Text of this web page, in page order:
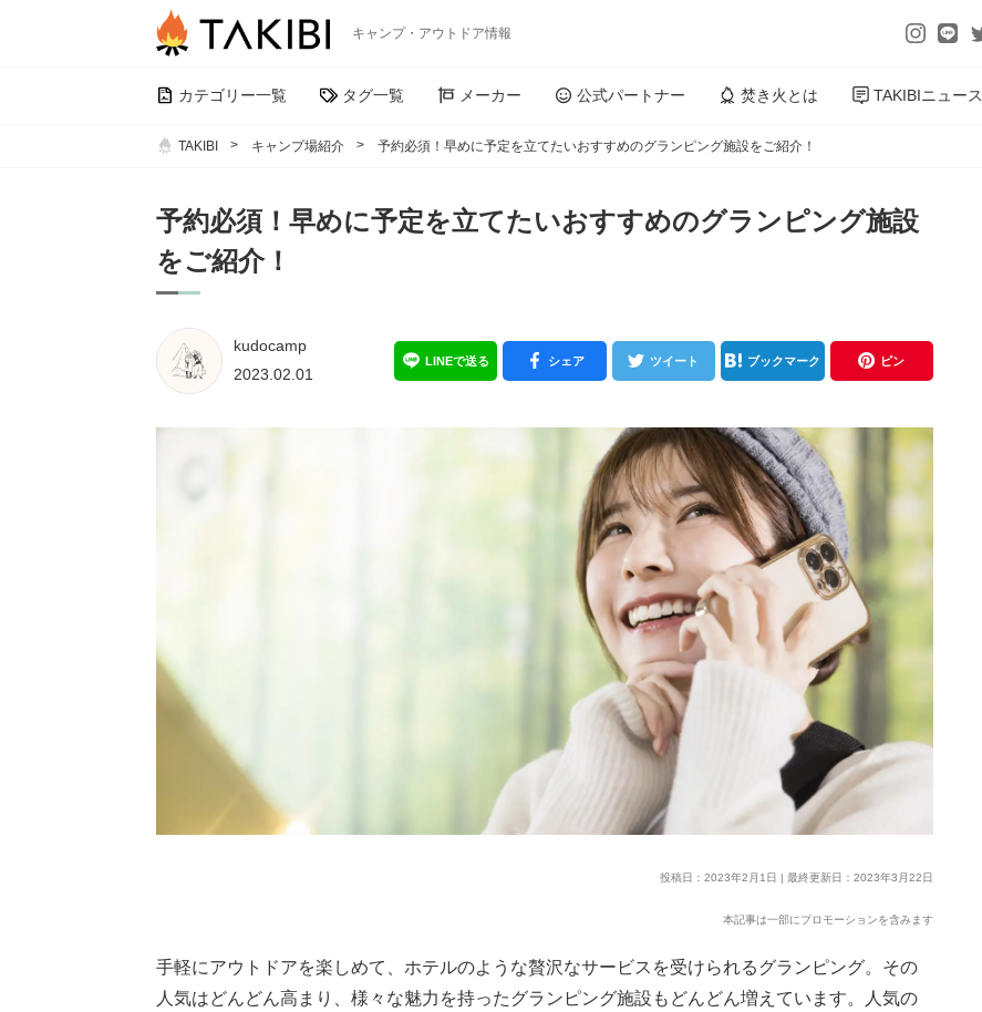
キャンプ・アウトドア情報
カテゴリー一覧 タグ一覧 メーカー 公式パートナー 焚き火とは TAKIBIニュース
TAKIBI キャンプ場紹介 予約必須！早めに予定を立てたいおすすめのグランピング施設をご紹介！
予約必須！早めに予定を立てたいおすすめのグランピング施設
をご紹介！
kudocamp
2023.02.01
LINEで送る シェア ツイート ブックマーク ピン
投稿日：2023年2月1日 | 最終更新日：2023年3月22日
本記事は一部にプロモーションを含みます
手軽にアウトドアを楽しめて、ホテルのような贅沢なサービスを受けられるグランピング。その
人気はどんどん高まり、様々な魅力を持ったグランピング施設もどんどん増えています。人気の